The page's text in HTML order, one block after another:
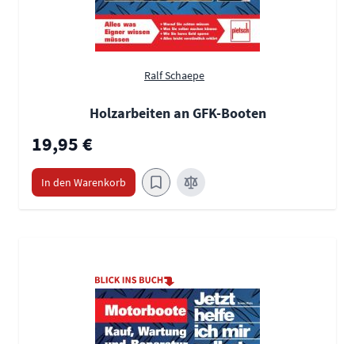
Ralf Schaepe
Holzarbeiten an GFK-Booten
19,95 €
In den Warenkorb